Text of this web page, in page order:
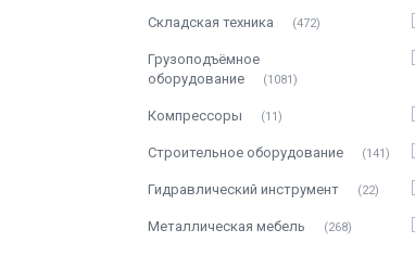
Складская техника 472
Грузоподъёмное
оборудование
1081
Компрессоры 11
Строительное оборудование 141
Гидравлический инструмент 22
Металлическая мебель 268